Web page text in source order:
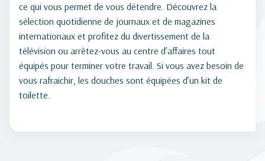
ce qui vous permet de vous détendre. Découvrez la
sélection quotidienne de journaux et de magazines
internationaux et profitez du divertissement de la
télévision ou arrêtez-vous au centre d’affaires tout
équipés pour terminer votre travail. Si vous avez besoin de
vous rafraichir, les douches sont équipées d’un kit de
toilette.